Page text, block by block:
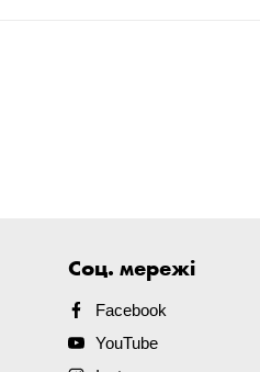
Соц. мережі
Facebook
YouTube